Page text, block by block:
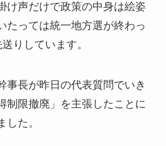
け声だけで政策の中身は絵姿
たっては統一地方選が終わっ
りしています。
事長が昨日の代表質問でいき
制限撤廃」を主張したことに
した。